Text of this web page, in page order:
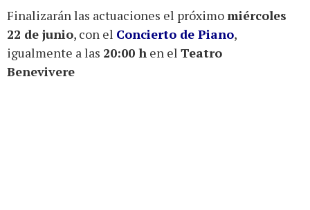
Finalizarán las actuaciones el próximomiércoles
22 de junio, con el Concierto de Piano,
igualmente a las 20:00 h en el Teatro
Benevivere